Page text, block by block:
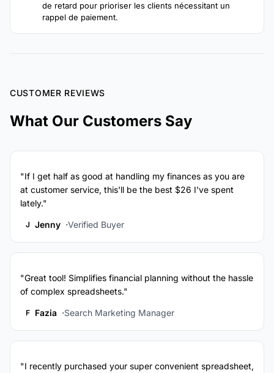
de retard pour prioriser les clients nécessitant un
rappel de paiement.
CUSTOMER REVIEWS
What Our Customers Say
"If I get half as good at handling my finances as you are
at customer service, this'll be the best $26 I've spent
lately."
J Jenny Verified Buyer
"Great tool! Simplifies financial planning without the hassle
of complex spreadsheets."
F Fazia Search Marketing Manager
"I recently purchased your super convenient spreadsheet,